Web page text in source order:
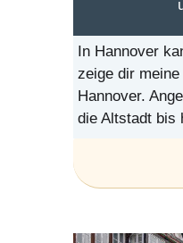
In Hannover
zeige dir
Hannover.
die Altstadt bis